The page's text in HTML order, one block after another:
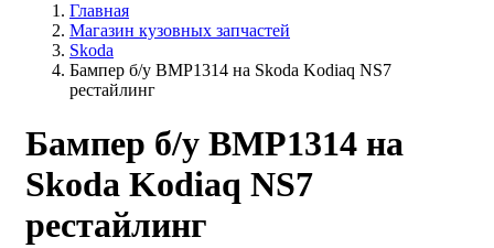
Главная
Магазин кузовных запчастей
Skoda
Бампер б/у BMP1314 на Skoda Kodiaq NS7
рестайлинг
Бампер б/у BMP1314 на
Skoda Kodiaq NS7
рестайлинг